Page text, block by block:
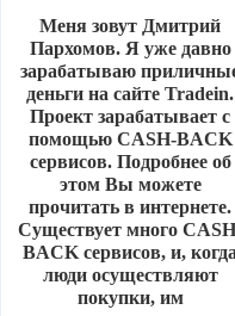
Меня зовут Дмитрий
Пархомов. Я уже давно
зарабатываю
деньги на сайте Tradein.
Проект зарабатывает с
помощью CASH-BACK
сервисов. Подробнее об
этом Вы можете
прочитать в интернете.
Cуществует много
BACK сервисов, и,
люди осуществляют
покупки, им